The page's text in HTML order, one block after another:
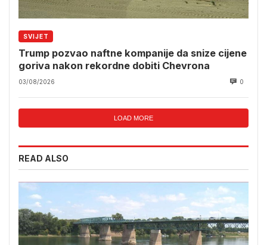
SVIJET
Trump pozvao naftne kompanije da snize cijene
goriva nakon rekordne dobiti Chevrona
03/08/2026 0
LOAD MORE
READ ALSO